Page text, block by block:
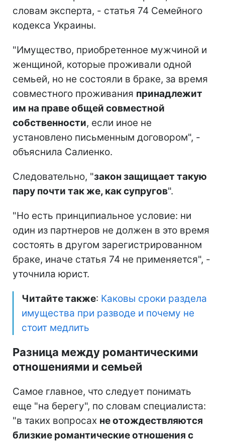
словам эксперта, - статья 74 Семейного
кодекса Украины.
"Имущество, приобретенное мужчиной и
женщиной, которые проживали одной
семьей, но не состояли в браке, за время
совместного проживания принадлежит
им на праве общей совместной
собственности, если иное не
установлено письменным договором", -
объяснила Салиенко.
Следовательно, "закон защищает такую
пару почти так же, как супругов".
"Но есть принципиальное условие: ни
один из партнеров не должен в это время
состоять в другом зарегистрированном
браке, иначе статья 74 не применяется", -
уточнила юрист.
Читайте также: Каковы сроки раздела
имущества при разводе и почему не
стоит медлить
Разница между романтическими
отношениями и семьей
Самое главное, что следует понимать
еще "на берегу", по словам специалиста:
"в таких вопросах не отождествляются
близкие романтические отношения с